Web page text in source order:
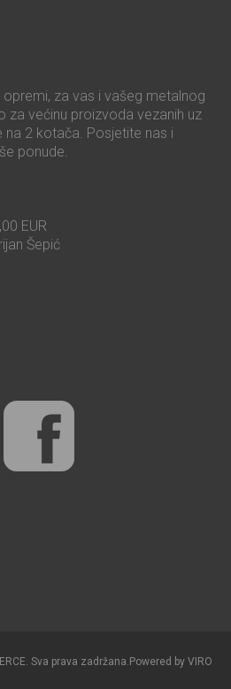
za vas i vašeg metalnog
za većinu proizvoda vezanih uz
2 kotača. Posjetite nas i
ponude.
EUR
Šepić
Sva prava zadržana. Powered by VIRO